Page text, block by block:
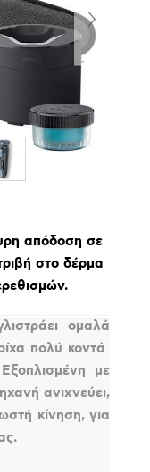
απόδοση σε
στο δέρμα
ομαλά
πολύ κοντά 
με
ανιχνεύει,
κίνηση, για